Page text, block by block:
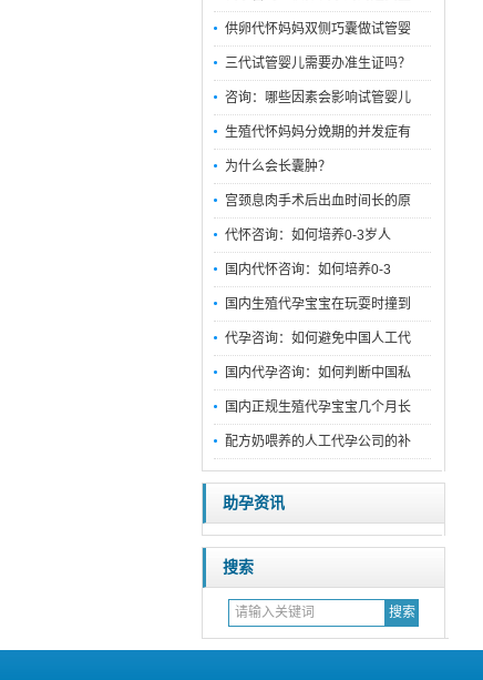
供卵代怀妈妈双侧巧囊做试管婴
三代试管婴儿需要办准生证吗？
咨询：哪些因素会影响试管婴儿
生殖代怀妈妈分娩期的并发症有
为什么会长囊肿？
宫颈息肉手术后出血时间长的原
代怀咨询：如何培养0-3岁人
国内代怀咨询：如何培养0-3
国内生殖代孕宝宝在玩耍时撞到
代孕咨询：如何避免中国人工代
国内代孕咨询：如何判断中国私
国内正规生殖代孕宝宝几个月长
配方奶喂养的人工代孕公司的补
助孕资讯
搜索